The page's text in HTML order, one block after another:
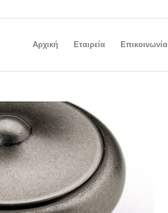
Αρχική Εταιρεία Επικοινωνία